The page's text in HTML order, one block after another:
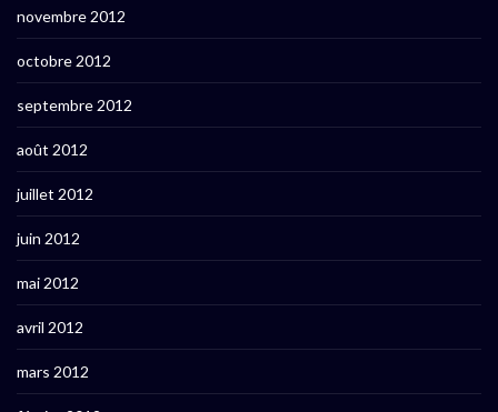
novembre 2012
octobre 2012
septembre 2012
août 2012
juillet 2012
juin 2012
mai 2012
avril 2012
mars 2012